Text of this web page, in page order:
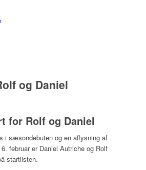
og Daniel
for Rolf og Daniel
i sæsondebuten og en aflysning af
februar er Daniel Autriche og Rolf
startlisten.